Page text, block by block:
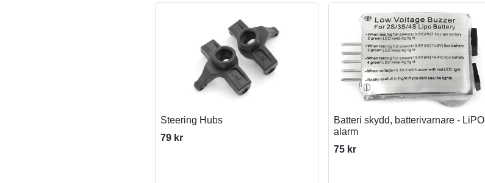
Steering Hubs
79 kr
Batteri skydd, batterivarnare - LiPO
alarm
75 kr